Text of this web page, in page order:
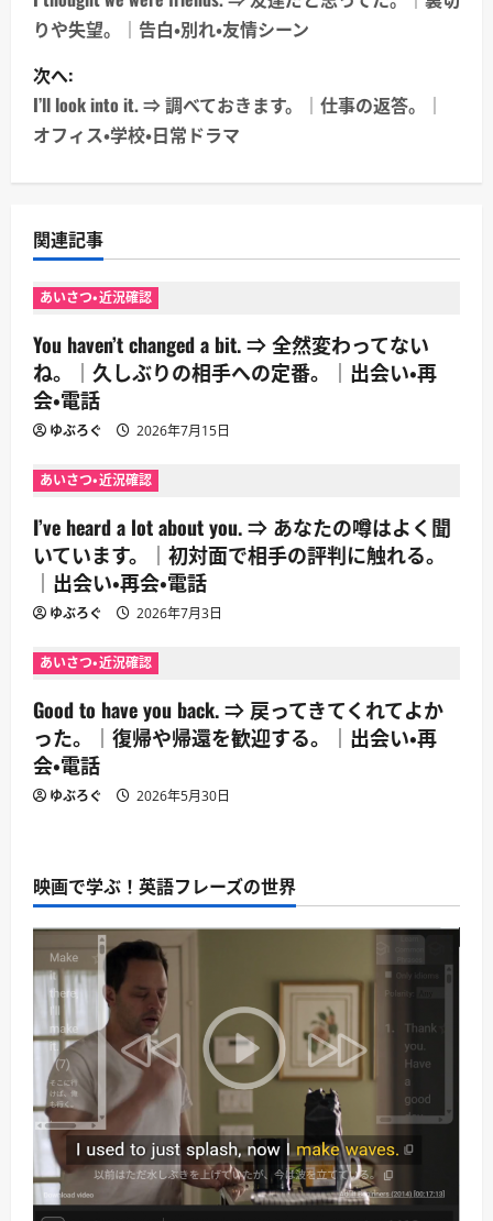
ナ
ビ
ゲ
ー
シ
ョ
ン
りや失望。｜告白・別れ・友情シーン
次へ:
I’ll look into it. ⇒ 調べておきます。｜仕事の返答。｜
オフィス・学校・日常ドラマ
関連記事
あいさつ・近況確認
You haven’t changed a bit. ⇒ 全然変わってない
ね。｜久しぶりの相手への定番。｜出会い・再
会・電話
ゆぶろぐ 2026年7月15日
あいさつ・近況確認
I’ve heard a lot about you. ⇒ あなたの噂はよく聞
いています。｜初対面で相手の評判に触れる。
｜出会い・再会・電話
ゆぶろぐ 2026年7月3日
あいさつ・近況確認
Good to have you back. ⇒ 戻ってきてくれてよか
った。｜復帰や帰還を歓迎する。｜出会い・再
会・電話
ゆぶろぐ 2026年5月30日
映画で学ぶ！英語フレーズの世界